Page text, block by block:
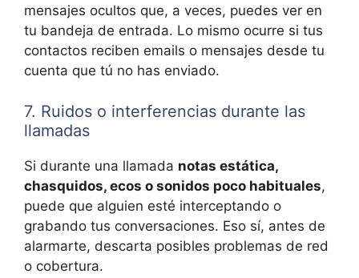
mensajes ocultos que, a veces, puedes ver en
tu bandeja de entrada. Lo mismo ocurre si tus
contactos reciben emails o mensajes desde tu
cuenta que tú no has enviado.
7. Ruidos o interferencias durante las
llamadas
Si durante una llamada notas estática,
chasquidos, ecos o sonidos poco habituales,
puede que alguien esté interceptando o
grabando tus conversaciones. Eso sí, antes de
alarmarte, descarta posibles problemas de red
o cobertura.